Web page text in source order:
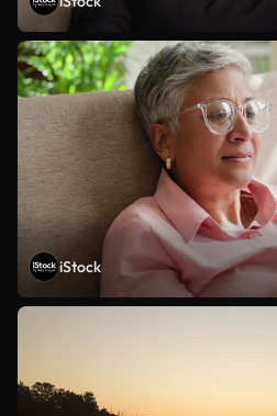
iStock